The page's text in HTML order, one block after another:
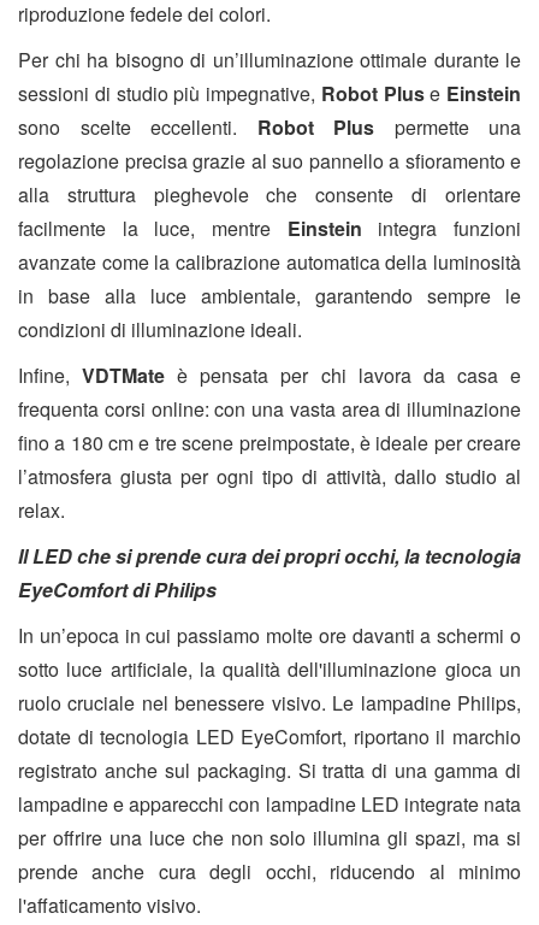
riproduzione fedele dei colori.
Per chi ha bisogno di un’illuminazione ottimale durante le
sessioni di studio più impegnative, Robot Pluse Einstein
sono scelte eccellenti. Robot Plus permette una
regolazione precisa grazie al suo pannello a sfioramento e
alla struttura pieghevole che consente di orientare
facilmente la luce, mentre Einstein integra funzioni
avanzate come la calibrazione automatica della luminosità
in base alla luce ambientale, garantendo sempre le
condizioni di illuminazione ideali.
Infine,VDTMate è pensata per chi lavora da casa e
frequenta corsi online: con una vasta area di illuminazione
fino a 180 cm e tre scene preimpostate, è ideale per creare
l’atmosfera giusta per ogni tipo di attività, dallo studio al
relax.
Il LED che si prende cura dei propri occhi, la tecnologia
EyeComfort di Philips
In un’epoca in cui passiamo molte ore davanti a schermi o
sotto luce artificiale, la qualità dell'illuminazione gioca un
ruolo cruciale nel benessere visivo. Le lampadine Philips,
dotate di tecnologia LED EyeComfort, riportano il marchio
registrato anche sul packaging. Si tratta di una gamma di
lampadine e apparecchi con lampadine LED integrate nata
per offrire una luce che non solo illumina gli spazi, ma si
prende anche cura degli occhi, riducendo al minimo
l'affaticamento visivo.